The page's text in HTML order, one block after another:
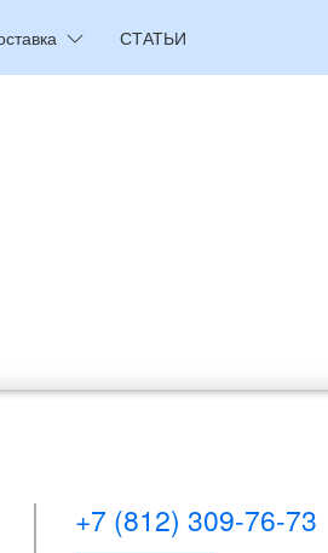
СТАТЬИ
+7 (812) 309-76-73